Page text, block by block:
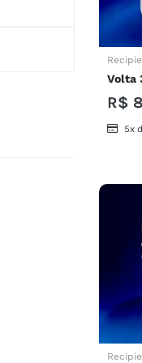
Volta
R$
5x